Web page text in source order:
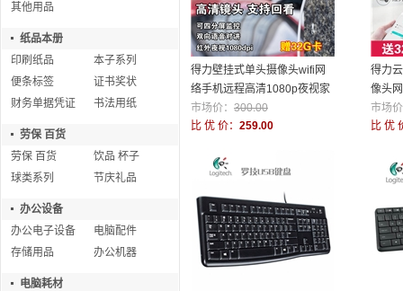
其他用品
纸品本册
印刷纸品
本子系列
便条标签
证书奖状
财务单据凭证
书法用纸
劳保 百货
劳保 百货
饮品 杯子
球类系列
节庆礼品
办公设备
办公电子设备
电脑配件
存储用品
办公机器
电脑耗材
得力壁挂式单头摄像头wifi网
络手机远程高清1080p夜视家
用室外监控
市场价： 300.00
比 优 价： 259.00
得力
像头
P
市场
比 优